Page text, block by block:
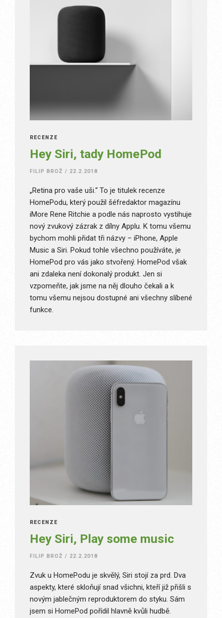
RECENZE
Hey Siri, tady HomePod
FILIP BROŽ / 22.2.2018
„Retina pro vaše uši.“ To je titulek recenze
HomePodu, který použil šéfredaktor magazínu
iMore Rene Ritchie a podle nás naprosto vystihuje
nový zvukový zázrak z dílny Applu. K tomu všemu
bychom mohli přidat tři názvy – iPhone, Apple
Music a Siri. Pokud tohle všechno používáte, je
HomePod pro vás jako stvořený. HomePod však
ani zdaleka není dokonalý produkt. Jen si
vzpomeňte, jak jsme na něj dlouho čekali a k
tomu všemu nejsou dostupné ani všechny slíbené
funkce.
RECENZE
Hey Siri, Play some music
FILIP BROŽ / 22.2.2018
Zvuk u HomePodu je skvělý, Siri stojí za prd. Dva
aspekty, které skloňují snad všichni, kteří již přišli s
novým jablečným reproduktorem do styku. Sám
jsem si HomePod pořídil hlavně kvůli hudbě.